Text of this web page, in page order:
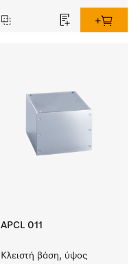
APCL 011
Κλειστή βάση, ύψος